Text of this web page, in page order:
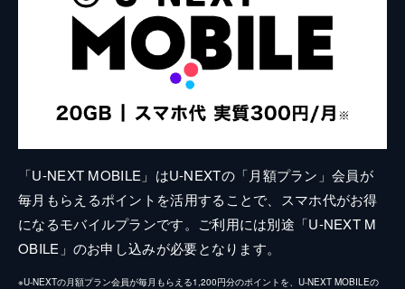
「U-NEXT MOBILE」はU-NEXTの「月額プラン」会員が
毎月もらえるポイントを活用することで、スマホ代がお得
になるモバイルプランです。ご利用には別途「U-NEXT M
OBILE」のお申し込みが必要となります。
※U-NEXTの月額プラン会員が毎月もらえる1,200円分のポイントを、U-NEXT MOBILEの